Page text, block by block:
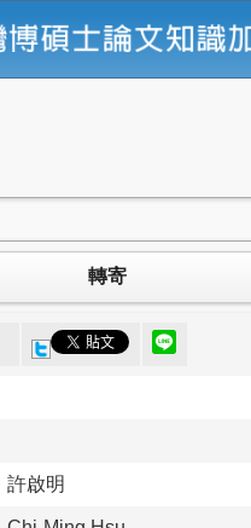
轉寄
許啟明